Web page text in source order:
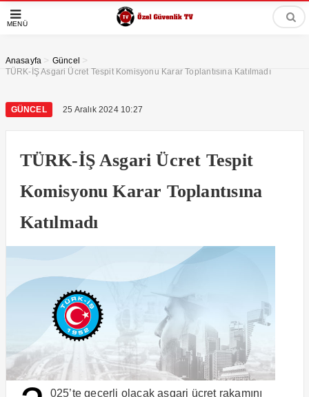
MENÜ
Anasayfa > Güncel >
TÜRK-İŞ Asgari Ücret Tespit Komisyonu Karar Toplantısına Katılmadı
GÜNCEL 25 Aralık 2024 10:27
TÜRK-İŞ Asgari Ücret Tespit
Komisyonu Karar Toplantısına
Katılmadı
025’te geçerli olacak asgari ücret rakamını